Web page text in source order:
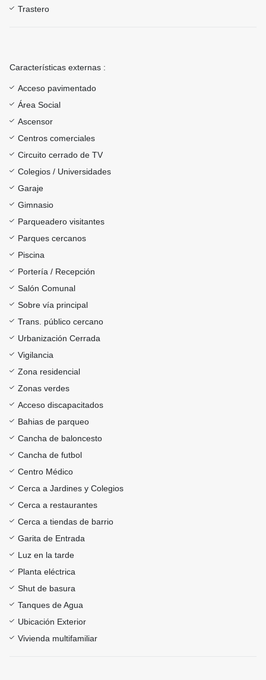
Trastero
Características externas :
Acceso pavimentado
Área Social
Ascensor
Centros comerciales
Circuito cerrado de TV
Colegios / Universidades
Garaje
Gimnasio
Parqueadero visitantes
Parques cercanos
Piscina
Portería / Recepción
Salón Comunal
Sobre vía principal
Trans. público cercano
Urbanización Cerrada
Vigilancia
Zona residencial
Zonas verdes
Acceso discapacitados
Bahias de parqueo
Cancha de baloncesto
Cancha de futbol
Centro Médico
Cerca a Jardines y Colegios
Cerca a restaurantes
Cerca a tiendas de barrio
Garita de Entrada
Luz en la tarde
Planta eléctrica
Shut de basura
Tanques de Agua
Ubicación Exterior
Vivienda multifamiliar